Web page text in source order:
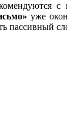
уже
пассивный